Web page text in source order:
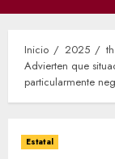
principal
Inicio 2025 th
Advierten que
particularmente
Estatal